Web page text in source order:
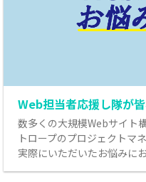
Web担当者応援し隊が
数多くの大規模Webサイト
トロープのプロジェクトマ
実際にいただいたお悩みに